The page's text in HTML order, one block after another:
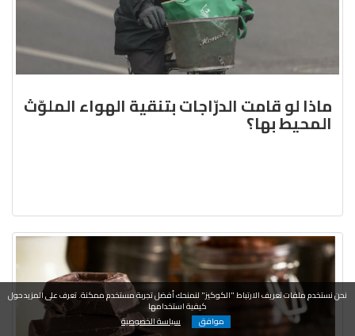
ماذا لو قامت الدرّاجات بتنقية الهواء الملوّث
المحيط بها؟
نحن نستخدم ملفات تعريف الارتباط "الكوكيز" لنمنحك أفضل تجربة مستخدم ممكنة. تعرف على المزيد حول
كيفية استخدامها
موافق
سياسة الخصوصية